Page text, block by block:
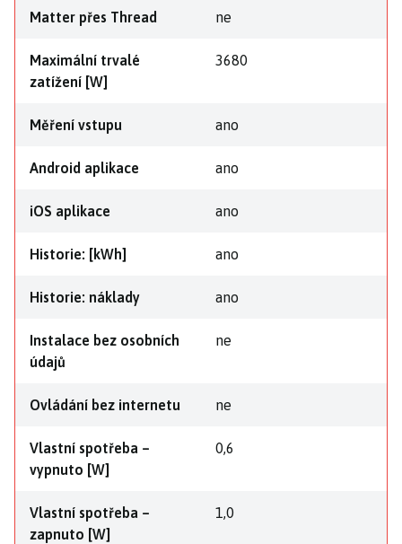
Matter přes Thread ne
Maximální trvalé
zatížení [W]
3680
Měření vstupu ano
Android aplikace ano
iOS aplikace ano
Historie: [kWh] ano
Historie: náklady ano
Instalace bez osobních
údajů
ne
Ovládání bez internetu ne
Vlastní spotřeba –
vypnuto [W]
0,6
Vlastní spotřeba –
zapnuto [W]
1,0